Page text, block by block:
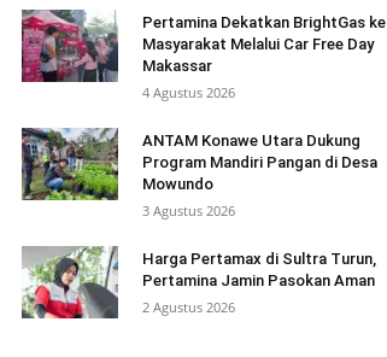
Pertamina Dekatkan BrightGas ke
Masyarakat Melalui Car Free Day
Makassar
4 Agustus 2026
ANTAM Konawe Utara Dukung
Program Mandiri Pangan di Desa
Mowundo
3 Agustus 2026
Harga Pertamax di Sultra Turun,
Pertamina Jamin Pasokan Aman
2 Agustus 2026